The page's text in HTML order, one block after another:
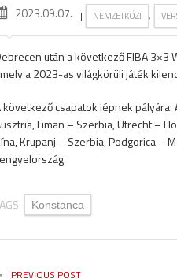
2023.09.07. | NEMZETKÖZI ,
után a következő FIBA 3×3
a 2023-as világkörüli játék
következő csapatok lépnek
Liman – Szerbia, Utrecht –
Krupanj – Szerbia, Podgorica –
Konstanca
PREVIOUS POST